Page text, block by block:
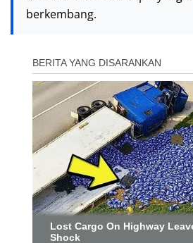
berkembang.